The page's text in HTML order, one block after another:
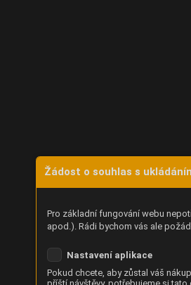
Žádost o souhlas s
Pro základní fungování webu
apod.). Rádi bychom vás ale
Nastavení aplikace
Pokud chcete, aby zůstal váš